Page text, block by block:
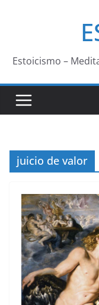
Estoicismo –
juicio de valor